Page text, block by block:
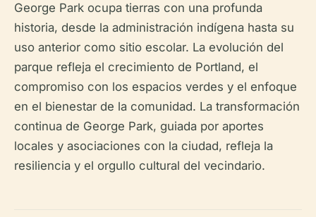
George Park ocupa tierras con una profunda
historia, desde la administración indígena hasta su
uso anterior como sitio escolar. La evolución del
parque refleja el crecimiento de Portland, el
compromiso con los espacios verdes y el enfoque
en el bienestar de la comunidad. La transformación
continua de George Park, guiada por aportes
locales y asociaciones con la ciudad, refleja la
resiliencia y el orgullo cultural del vecindario.